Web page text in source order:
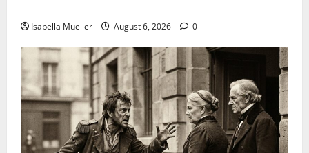
Isabella Mueller August 6, 2026 0